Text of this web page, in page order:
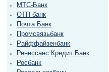
МТС-Банк
ОТП банк
Почта Банк
Промсвязьбанк
Райффайзенбанк
Ренессанс Кредит Банк
Росбанк